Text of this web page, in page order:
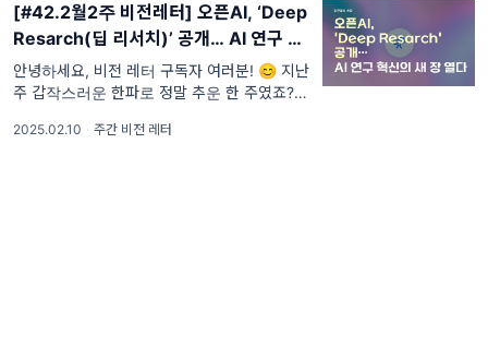
#AI생태계 (38)
#엔비디아 (36)
#메타 (36)
#AI에이전트 (33)
#AI혁신 (33)
#AI인프라 (32)
#데이터센터 (31)
#디지털전환 (31)
#AI윤리 (31)
[#42.2월2주 비전레터] 오픈AI, ‘Deep
Resarch(딥 리서치)’ 공개… AI 연구 혁
신의 새 장 열다
안녕하세요, 비전 레터 구독자 여러분! 😊 지난
주 갑작스러운 한파로 정말 추운 한 주였죠?
운 날씨 속에서도 전 세계 AI 시장은 그
2025.02.10 · 주간 비전 레터